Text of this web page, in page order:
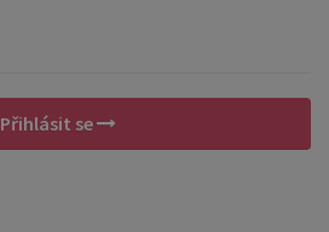
Přihlásit se